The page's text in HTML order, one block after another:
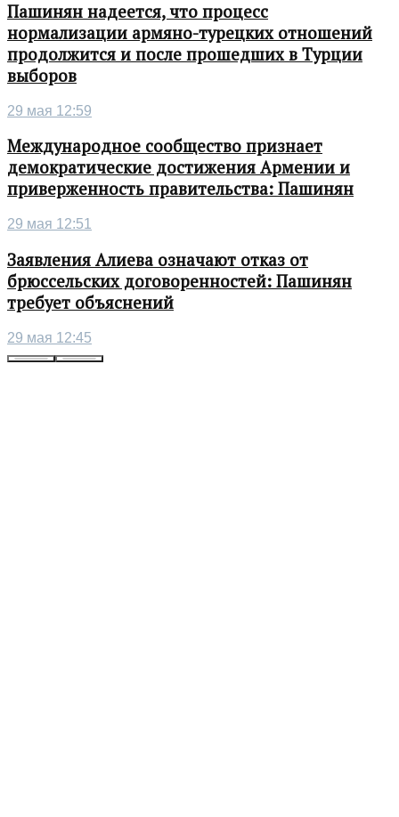
Пашинян надеется, что процесс
нормализации армяно-турецких отношений
продолжится и после прошедших в Турции
выборов
29 мая 12:59
Международное сообщество признает
демократические достижения Армении и
приверженность правительства: Пашинян
29 мая 12:51
Заявления Алиева означают отказ от
брюссельских договоренностей: Пашинян
требует объяснений
29 мая 12:45